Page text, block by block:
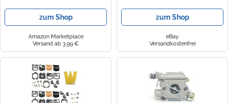
zum Shop
Amazon Marketplace
Versand ab 3,99 €
zum Shop
eBay
Versandkostenfrei